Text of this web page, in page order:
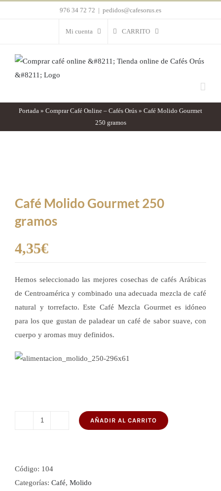
976 34 72 72 | pedidos@cafesorus.es
Mi cuenta CARRITO
Portada » Comprar Café Online – Cafés Orús » Café Molido Gourmet
250 gramos
Café Molido Gourmet 250
gramos
4,35€
Hemos seleccionado las mejores cosechas de cafés Arábicas
de Centroamérica y combinado una adecuada mezcla de café
natural y torrefacto. Este Café Mezcla Gourmet es idóneo
para los que gustan de paladear un café de sabor suave, con
cuerpo y aromas muy definidos.
250
gramos
AÑADIR AL CARRITO
Código: 104
Categorías: Café, Molido